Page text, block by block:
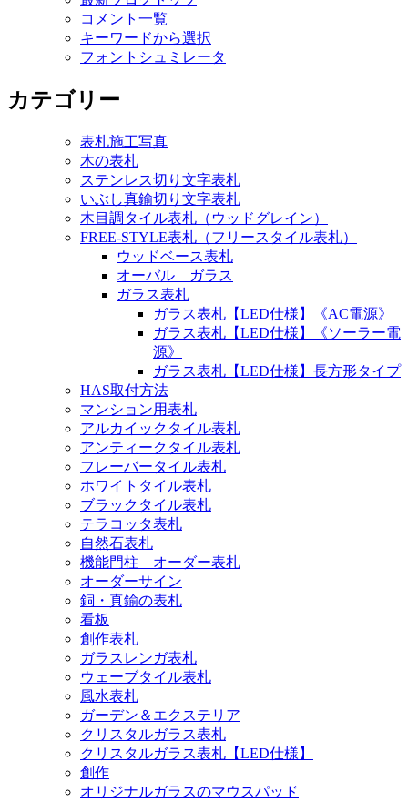
コメント一覧
キーワードから選択
フォントシュミレータ
カテゴリー
表札施工写真
木の表札
ステンレス切り文字表札
いぶし真鍮切り文字表札
木目調タイル表札（ウッドグレイン）
FREE-STYLE表札（フリースタイル表札）
ウッドベース表札
オーバル ガラス
ガラス表札
ガラス表札【LED仕様】《AC電源》
ガラス表札【LED仕様】《ソーラー電
源》
ガラス表札【LED仕様】長方形タイプ
HAS取付方法
マンション用表札
アルカイックタイル表札
アンティークタイル表札
フレーバータイル表札
ホワイトタイル表札
ブラックタイル表札
テラコッタ表札
自然石表札
機能門柱 オーダー表札
オーダーサイン
銅・真鍮の表札
看板
創作表札
ガラスレンガ表札
ウェーブタイル表札
風水表札
ガーデン＆エクステリア
クリスタルガラス表札
クリスタルガラス表札【LED仕様】
創作
オリジナルガラスのマウスパッド